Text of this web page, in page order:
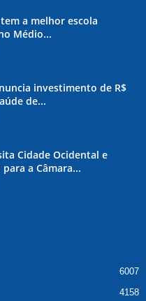
a melhor escola
Médio...
investimento de R$
de...
Cidade Ocidental e
a Câmara...
6007
4158